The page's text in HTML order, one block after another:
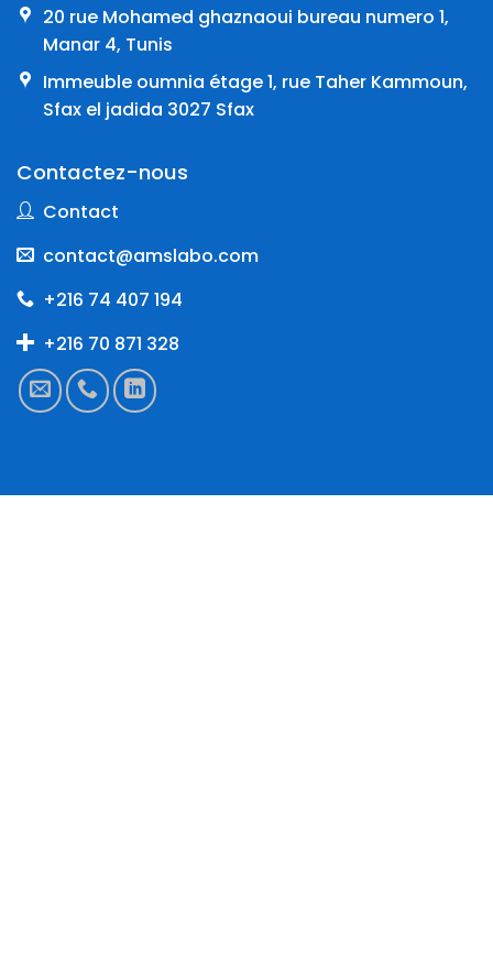
20 rue Mohamed ghaznaoui bureau numero 1,
Manar 4, Tunis
Immeuble oumnia étage 1, rue Taher Kammoun,
Sfax el jadida 3027 Sfax
Contactez-nous
Contact
contact@amslabo.com
+216 74 407 194
+216 70 871 328